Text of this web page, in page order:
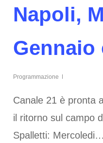
Napoli,
Gennaio
Programmazione
Canale 21 è pronta
il ritorno sul campo
Spalletti: Mercoledi…